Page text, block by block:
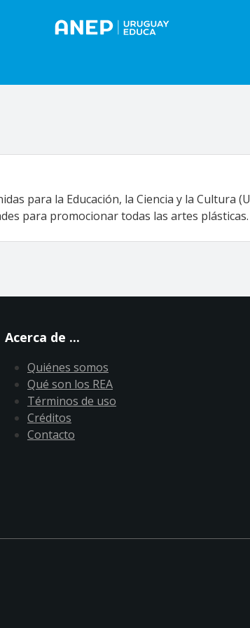
para la Educación, la Ciencia y la Cultura
para promocionar todas las artes plásticas.
Acerca de ...
Quiénes somos
Qué son los REA
Términos de uso
Créditos
Contacto